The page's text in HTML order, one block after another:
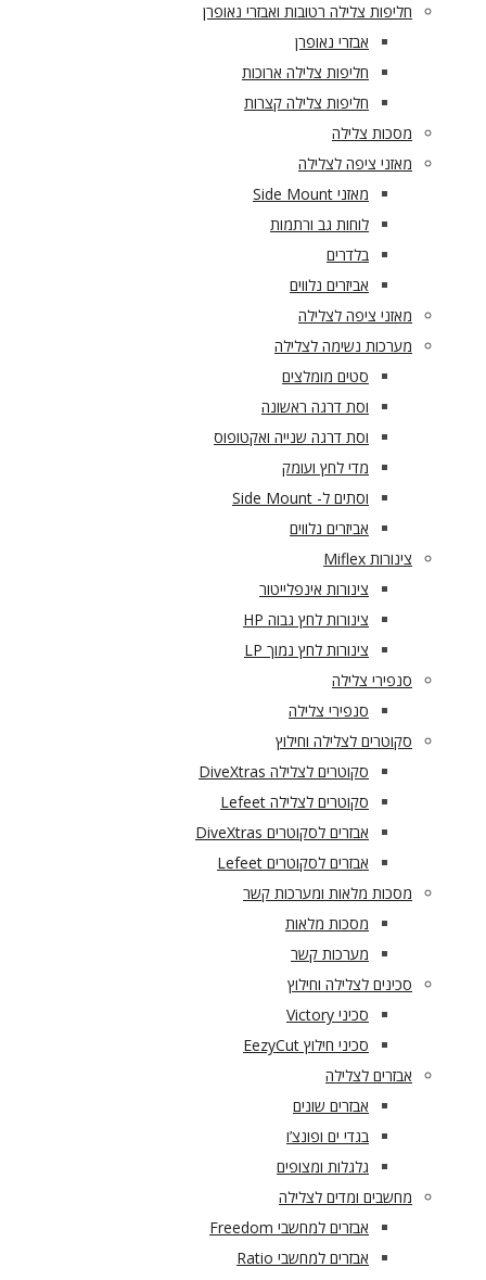
חליפות צלילה רטובות ואבזרי נאופרן
אבזרי נאופרן
חליפות צלילה ארוכות
חליפות צלילה קצרות
מסכות צלילה
מאזני ציפה לצלילה
מאזני Side Mount
לוחות גב ורתמות
בלדרים
אביזרים נלווים
מאזני ציפה לצלילה
מערכות נשימה לצלילה
סטים מומלצים
וסת דרגה ראשונה
וסת דרגה שנייה ואקטופוס
מדי לחץ ועומק
וסתים ל- Side Mount
אביזרים נלווים
צינורות Miflex
צינורות אינפלייטור
צינורות לחץ גבוה HP
צינורות לחץ נמוך LP
סנפירי צלילה
סנפירי צלילה
סקוטרים לצלילה וחילוץ
סקוטרים לצלילה DiveXtras
סקוטרים לצלילה Lefeet
אבזרים לסקוטרים DiveXtras
אבזרים לסקוטרים Lefeet
מסכות מלאות ומערכות קשר
מסכות מלאות
מערכות קשר
סכינים לצלילה וחילוץ
סכיני Victory
סכיני חילוץ EezyCut
אבזרים לצלילה
אבזרים שונים
בגדי ים ופונצ’ו
גלגלות ומצופים
מחשבים ומדים לצלילה
אבזרים למחשבי Freedom
אבזרים למחשבי Ratio